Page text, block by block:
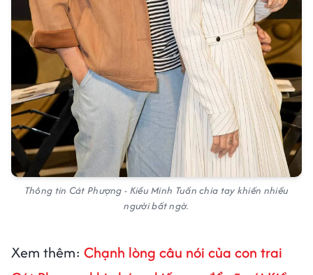
Thông tin Cát Phượng - Kiều Minh Tuấn chia tay khiến nhiều
người bất ngờ.
Xem thêm: Chạnh lòng câu nói của con trai